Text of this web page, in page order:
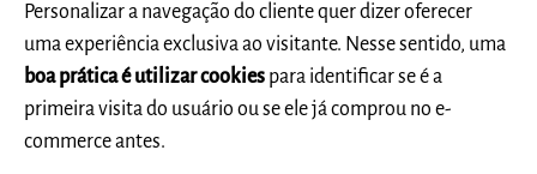
Personalizar a navegação do cliente quer dizer oferecer
uma experiência exclusiva ao visitante. Nesse sentido, uma
boa prática é utilizar cookies para identificar se é a
primeira visita do usuário ou se ele já comprou no e-
commerce antes.